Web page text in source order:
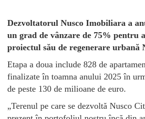
Dezvoltatorul Nusco Imobiliara a
un grad de vânzare de 75% pentru
proiectul său de regenerare urbană
Etapa a doua include 828 de
finalizate în toamna anului 2025 în
de peste 130 de milioane de euro.
„Terenul pe care se dezvoltă Nusco